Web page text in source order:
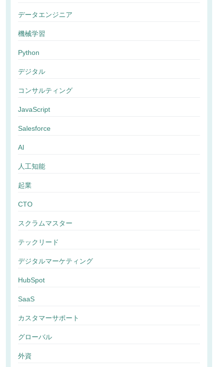
データエンジニア
機械学習
Python
デジタル
コンサルティング
JavaScript
Salesforce
AI
人工知能
起業
CTO
スクラムマスター
テックリード
デジタルマーケティング
HubSpot
SaaS
カスタマーサポート
グローバル
外資